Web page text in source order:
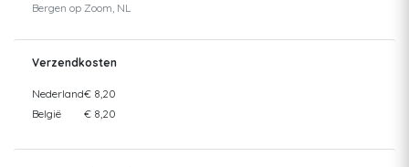
Bergen op Zoom, NL
Verzendkosten
Nederland€ 8,20
België
€ 8,20